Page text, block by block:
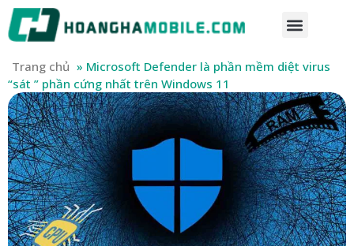
Trang chủ » Microsoft Defender là phần mềm diệt virus
“sát ” phần cứng nhất trên Windows 11